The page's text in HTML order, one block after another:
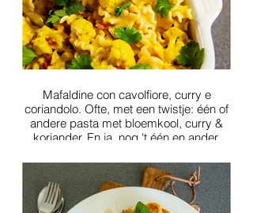
Mafaldine con cavolfiore, curry e
coriandolo. Ofte, met een twistje: één of
andere pasta met bloemkool, curry &
koriander. En ja, nog 't één en ander.